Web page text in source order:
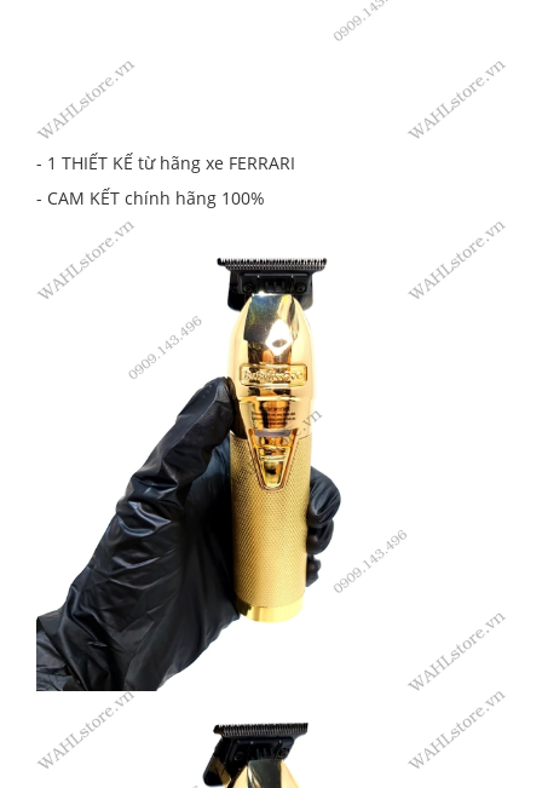
- 1 THIẾT KẾ từ hãng xe FERRARI
- CAM KẾT chính hãng 100%